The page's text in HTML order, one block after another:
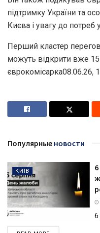
підтримку України та
Києва і увагу до потреб
Перший кластер
можуть відкрити вже
єврокомісарка08.06.26,
Популярные новости
КИЇВ
6